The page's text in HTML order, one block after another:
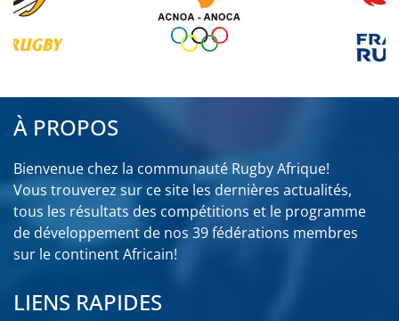
À PROPOS
Bienvenue chez la communauté Rugby Afrique!
Vous trouverez sur ce site les dernières actualités,
tous les résultats des compétitions et le programme
de développement de nos 39 fédérations membres
sur le continent Africain!
LIENS RAPIDES